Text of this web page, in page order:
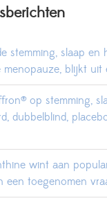
stemming, slaap en
blijkt uit
op stemming,
dubbelblind,
wint aan
een toegenomen